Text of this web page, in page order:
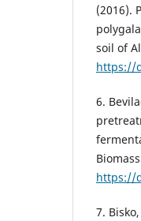
(2016).
soil of
https://
6.
https://
7.